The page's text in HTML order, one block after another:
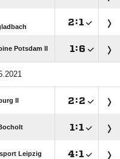
:
Potsdam II  :
II :
 :
Leipzig :